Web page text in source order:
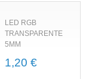
LED RGB
TRANSPARENTE
5MM
1,20 €